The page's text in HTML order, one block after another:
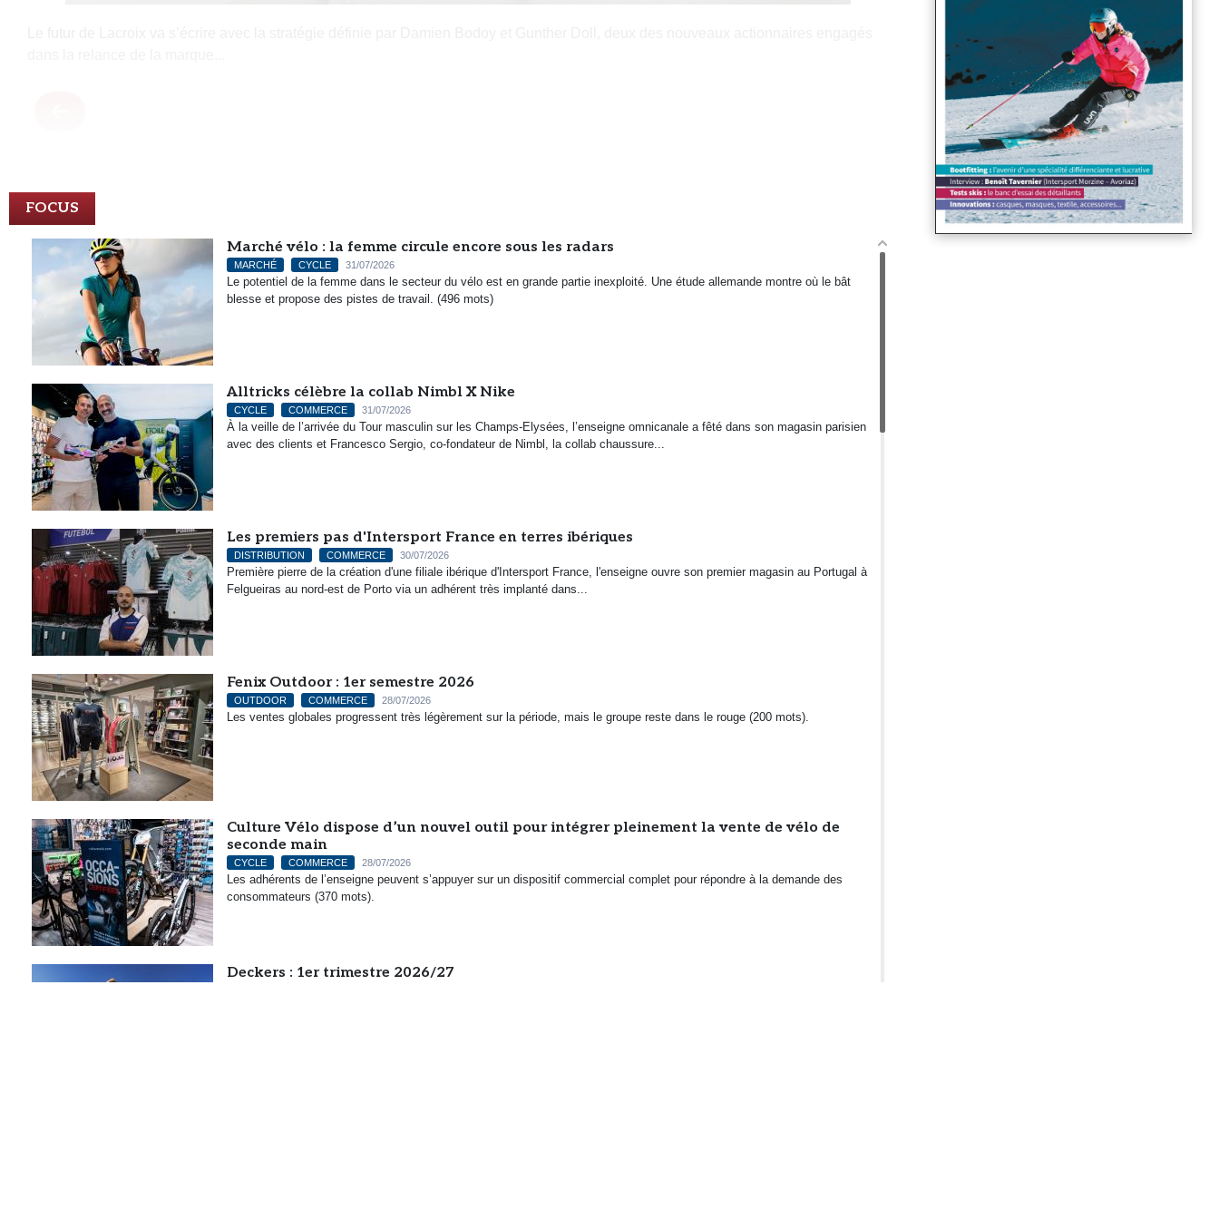
FOCUS
Marché vélo : la femme circule encore sous les radars
MARCHÉ CYCLE 31/07/2026
Le potentiel de la femme dans le secteur du vélo est en grande partie inexploité. Une étude allemande montre où le bât
blesse et propose des pistes de travail. (496 mots)
Alltricks célèbre la collab Nimbl X Nike
CYCLE COMMERCE 31/07/2026
À la veille de l’arrivée du Tour masculin sur les Champs-Elysées, l’enseigne omnicanale a fêté dans son magasin parisien
avec des clients et Francesco Sergio, co-fondateur de Nimbl, la collab chaussure...
Les premiers pas d'Intersport France en terres ibériques
DISTRIBUTION COMMERCE 30/07/2026
Première pierre de la création d'une filiale ibérique d'Intersport France, l'enseigne ouvre son premier magasin au Portugal à
Felgueiras au nord-est de Porto via un adhérent très implanté dans...
Fenix Outdoor : 1er semestre 2026
OUTDOOR COMMERCE 28/07/2026
Les ventes globales progressent très légèrement sur la période, mais le groupe reste dans le rouge (200 mots).
Culture Vélo dispose d’un nouvel outil pour intégrer pleinement la vente de vélo de
seconde main
CYCLE COMMERCE 28/07/2026
Les adhérents de l’enseigne peuvent s’appuyer sur un dispositif commercial complet pour répondre à la demande des
consommateurs (370 mots).
Deckers : 1er trimestre 2026/27